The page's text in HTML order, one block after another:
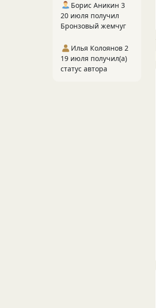
Борис Аникин 3
20 июля получил
Бронзовый жемчуг
Илья Колоянов 2
19 июля получил(а)
статус автора